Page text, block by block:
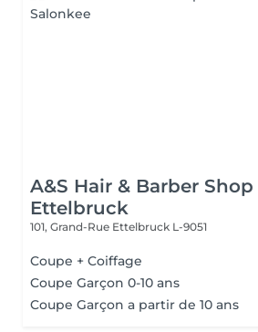
A&S Hair & Barber Shop
Ettelbruck
101, Grand-Rue Ettelbruck L-9051
Coupe + Coiffage
Coupe Garçon 0-10 ans
Coupe Garçon a partir de 10 ans